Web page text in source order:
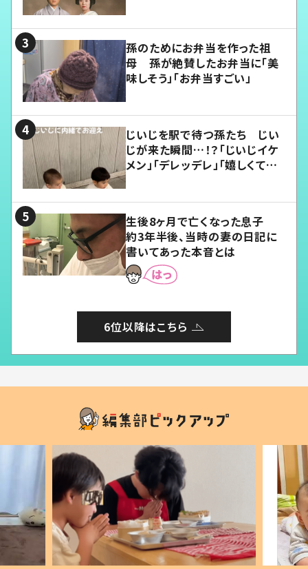
孫のためにお弁当を作った祖
母 孫が絶賛したお弁当に「美
味しそう」「お弁当すごい」
じいじを駅で待つ孫たち じい
じが来た瞬間…！？「じいじイケ
メン」「デレッデレ」「嬉しくて可
生後8ヶ月で亡くなった息子
約3年半後、当時の妻の日記に
書いてあった本音とは
6位以降はこちら